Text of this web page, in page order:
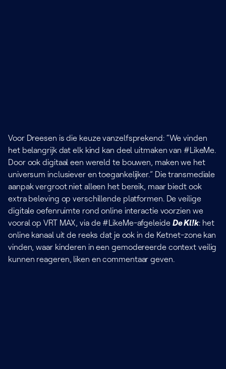
Voor Dreesen is die keuze vanzelfsprekend: “We vinden
het belangrijk dat elk kind kan deel uitmaken van #LikeMe.
Door ook digitaal een wereld te bouwen, maken we het
universum inclusiever en toegankelijker.” Die transmediale
aanpak vergroot niet alleen het bereik, maar biedt ook
extra beleving op verschillende platformen. De veilige
digitale oefenruimte rond online interactie voorzien we
vooral op VRT MAX, via de #LikeMe-afgeleide De Kl!k: het
online kanaal uit de reeks dat je ook in de Ketnet-zone kan
vinden, waar kinderen in een gemodereerde context veilig
kunnen reageren, liken en commentaar geven.